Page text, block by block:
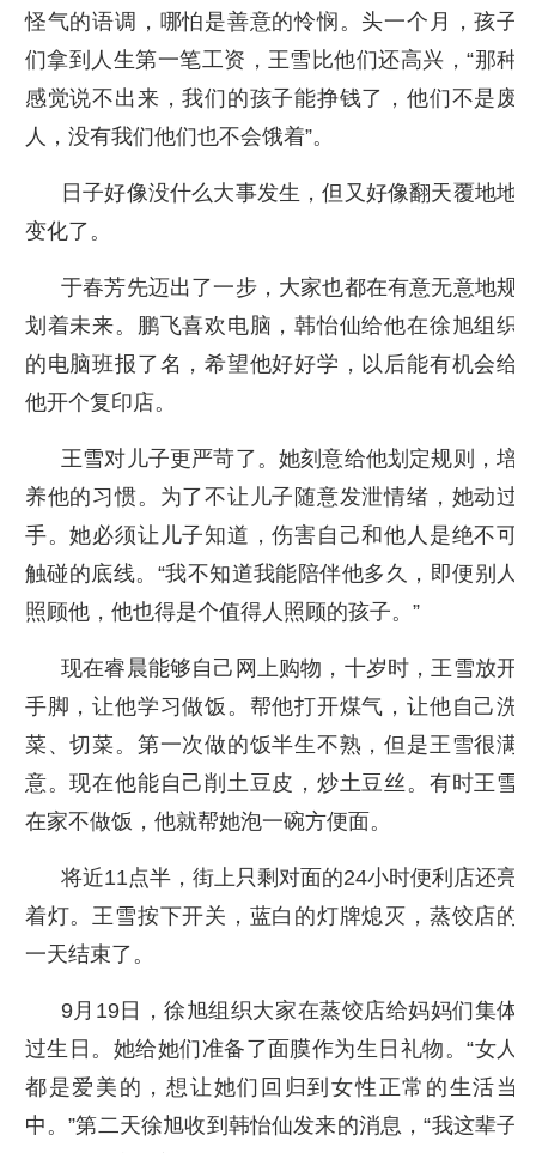
怪气的语调，哪怕是善意的怜悯。头一个月，孩子
们拿到人生第一笔工资，王雪比他们还高兴，“那种
感觉说不出来，我们的孩子能挣钱了，他们不是废
人，没有我们他们也不会饿着”。
日子好像没什么大事发生，但又好像翻天覆地地
变化了。
于春芳先迈出了一步，大家也都在有意无意地规
划着未来。鹏飞喜欢电脑，韩怡仙给他在徐旭组织
的电脑班报了名，希望他好好学，以后能有机会给
他开个复印店。
王雪对儿子更严苛了。她刻意给他划定规则，培
养他的习惯。为了不让儿子随意发泄情绪，她动过
手。她必须让儿子知道，伤害自己和他人是绝不可
触碰的底线。“我不知道我能陪伴他多久，即便别人
照顾他，他也得是个值得人照顾的孩子。”
现在睿晨能够自己网上购物，十岁时，王雪放开
手脚，让他学习做饭。帮他打开煤气，让他自己洗
菜、切菜。第一次做的饭半生不熟，但是王雪很满
意。现在他能自己削土豆皮，炒土豆丝。有时王雪
在家不做饭，他就帮她泡一碗方便面。
将近11点半，街上只剩对面的24小时便利店还亮
着灯。王雪按下开关，蓝白的灯牌熄灭，蒸饺店的
一天结束了。
9月19日，徐旭组织大家在蒸饺店给妈妈们集体
过生日。她给她们准备了面膜作为生日礼物。“女人
都是爱美的，想让她们回归到女性正常的生活当
中。”第二天徐旭收到韩怡仙发来的消息，“我这辈子